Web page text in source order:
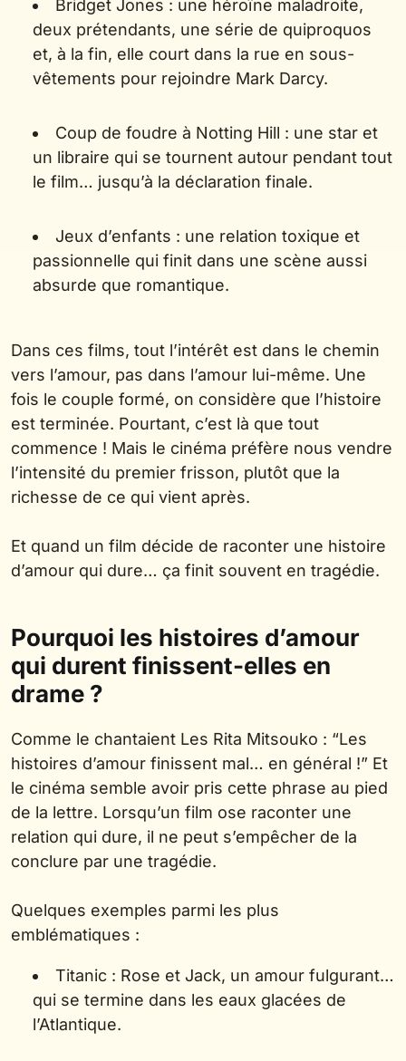
Bridget Jones : une héroïne maladroite,
deux prétendants, une série de quiproquos
et, à la fin, elle court dans la rue en sous-
vêtements pour rejoindre Mark Darcy.
Coup de foudre à Notting Hill : une star et
un libraire qui se tournent autour pendant tout
le film… jusqu’à la déclaration finale.
Jeux d’enfants : une relation toxique et
passionnelle qui finit dans une scène aussi
absurde que romantique.
Dans ces films, tout l’intérêt est dans le chemin
vers l’amour, pas dans l’amour lui-même. Une
fois le couple formé, on considère que l’histoire
est terminée. Pourtant, c’est là que tout
commence ! Mais le cinéma préfère nous vendre
l’intensité du premier frisson, plutôt que la
richesse de ce qui vient après.
Et quand un film décide de raconter une histoire
d’amour qui dure… ça finit souvent en tragédie.
Pourquoi les histoires d’amour
qui durent finissent-elles en
drame ?
Comme le chantaient Les Rita Mitsouko : “Les
histoires d’amour finissent mal… en général !” Et
le cinéma semble avoir pris cette phrase au pied
de la lettre. Lorsqu’un film ose raconter une
relation qui dure, il ne peut s’empêcher de la
conclure par une tragédie.
Quelques exemples parmi les plus
emblématiques :
Titanic : Rose et Jack, un amour fulgurant…
qui se termine dans les eaux glacées de
l’Atlantique.